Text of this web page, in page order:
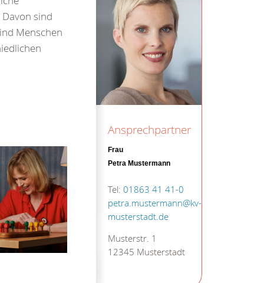
Ansprechpartner
Frau
Petra Mustermann
Tel: 01863 41 41-0
petra.mustermann@kv-
musterstadt.de
Musterstr. 1
12345 Musterstadt
sind
Menschen